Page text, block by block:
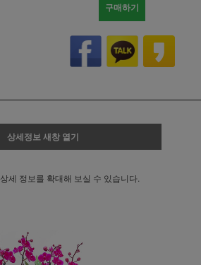
구매하기
상세정보 새창 열기
상세 정보를 확대해 보실 수 있습니다.